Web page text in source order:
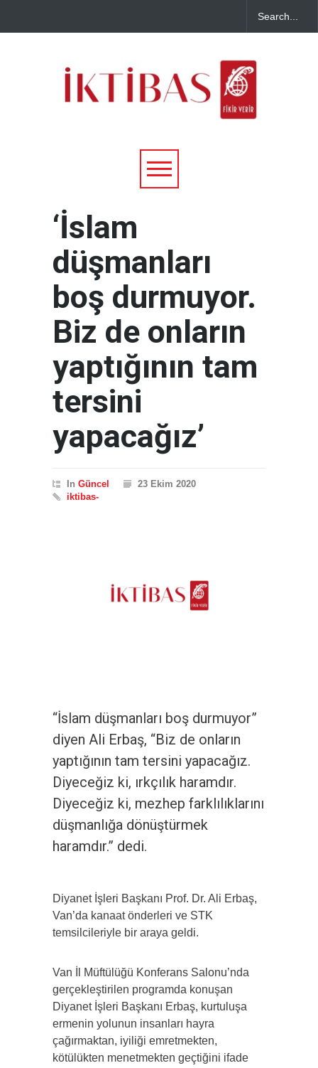
‘İslam
düşmanları
boş durmuyor.
Biz de onların
yaptığının tam
tersini
yapacağız’
In Güncel
23 Ekim 2020
iktibas-
“İslam düşmanları boş durmuyor”
diyen Ali Erbaş, “Biz de onların
yaptığının tam tersini yapacağız.
Diyeceğiz ki, ırkçılık haramdır.
Diyeceğiz ki, mezhep farklılıklarını
düşmanlığa dönüştürmek
haramdır.” dedi.
Diyanet İşleri Başkanı Prof. Dr. Ali Erbaş,
Van’da kanaat önderleri ve STK
temsilcileriyle bir araya geldi.
Van İl Müftülüğü Konferans Salonu’nda
gerçekleştirilen programda konuşan
Diyanet İşleri Başkanı Erbaş, kurtuluşa
ermenin yolunun insanları hayra
çağırmaktan, iyiliği emretmekten,
kötülükten menetmekten geçtiğini ifade